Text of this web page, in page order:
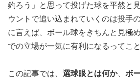
釣ろう」と思って投げた球を平然と
ウントで追い込まれていくのは投手
に言えば、ボール球をきちんと見極
での立場が一気に有利になるってこ
この記事では、 選球眼とは何か、 ボ